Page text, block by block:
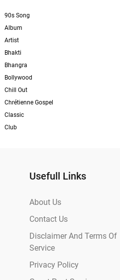
90s Song
Album
Artist
Bhakti
Bhangra
Bollywood
Chill Out
Chrétienne Gospel
Classic
Club
Usefull Links
About Us
Contact Us
Disclaimer And Terms Of
Service
Privacy Policy